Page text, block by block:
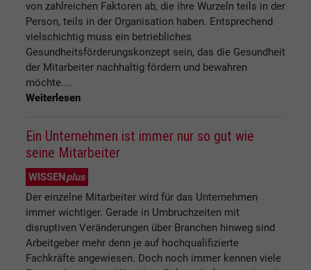
von zahlreichen Faktoren ab, die ihre Wurzeln teils in der
Person, teils in der Organisation haben. Entsprechend
vielschichtig muss ein betriebliches
Gesundheitsförderungskonzept sein, das die Gesundheit
der Mitarbeiter nachhaltig fördern und bewahren
möchte....
Weiterlesen
Ein Unternehmen ist immer nur so gut wie
seine Mitarbeiter
WISSENplus
Der einzelne Mitarbeiter wird für das Unternehmen
immer wichtiger. Gerade in Umbruchzeiten mit
disruptiven Veränderungen über Branchen hinweg sind
Arbeitgeber mehr denn je auf hochqualifizierte
Fachkräfte angewiesen. Doch noch immer kennen viele